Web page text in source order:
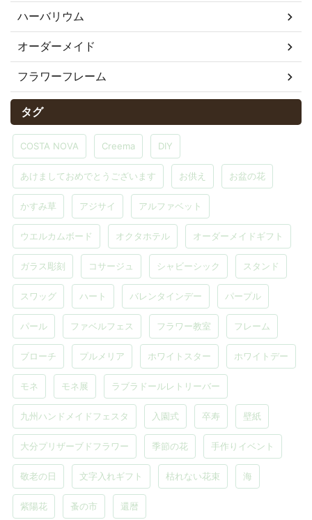
ハーバリウム
オーダーメイド
フラワーフレーム
タグ
COSTA NOVA Creema DIY
あけましておめでとうございます お供え お盆の花
かすみ草 アジサイ アルファベット
ウエルカムボード オクタホテル オーダーメイドギフト
ガラス彫刻 コサージュ シャビーシック スタンド
スワッグ ハート バレンタインデー パープル
パール ファベルフェス フラワー教室 フレーム
ブローチ プルメリア ホワイトスター ホワイトデー
モネ モネ展 ラブラドールレトリーバー
九州ハンドメイドフェスタ 入園式 卒寿 壁紙
大分プリザーブドフラワー 季節の花 手作りイベント
敬老の日 文字入れギフト 枯れない花束 海
紫陽花 蚤の市 還暦